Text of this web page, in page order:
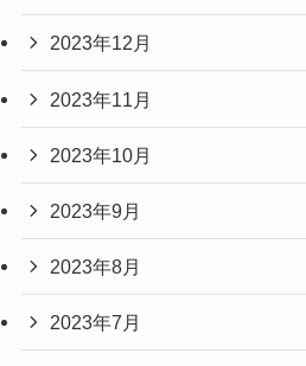
2023年12月
2023年11月
2023年10月
2023年9月
2023年8月
2023年7月